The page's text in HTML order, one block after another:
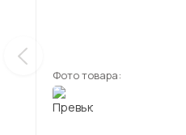
Фото товара: